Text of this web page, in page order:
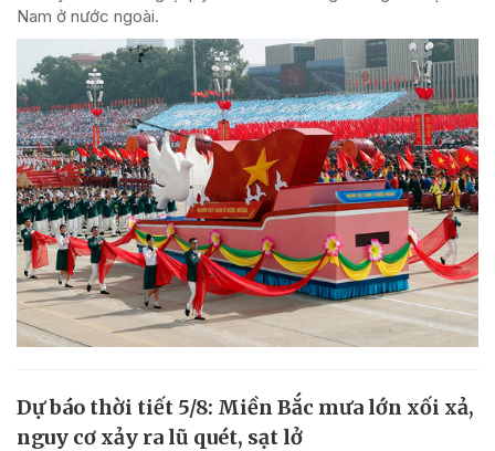
Nam ở nước ngoài.
Dự báo thời tiết 5/8: Miền Bắc mưa lớn xối xả,
nguy cơ xảy ra lũ quét, sạt lở